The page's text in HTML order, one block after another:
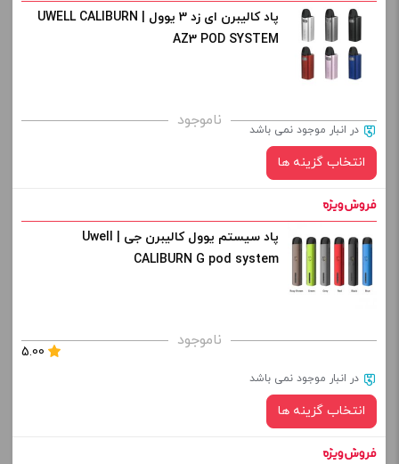
افزودن به سبد خرید
رنگ:
برای فعال شدن سبد خرید و نمایش قیمت ، گزینه های محصول را
از کادر بالا انتخاب کنید.
+
افزودن به سبد خرید
پاد کالیبرن ای زد 3 یوول | UWELL CALIBURN
AZ3 POD SYSTEM
ناموجود در انبار موجود نمی باشد
انتخاب گزینه ها
رنگ:
برای فعال شدن سبد خرید و نمایش قیمت ، گزینه های محصول را
+
پاد سیستم یوول کالیبرن جی | Uwell
CALIBURN G pod system
ناموجود
5.00
در انبار موجود نمی باشد
انتخاب گزینه ها